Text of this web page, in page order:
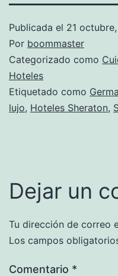
Publicada el 21
Por boommaster
Categorizado como
Hoteles
Etiquetado como
lujo, Hoteles Sheraton,
Dejar un
Tu dirección de correo
Los campos
Comentario *